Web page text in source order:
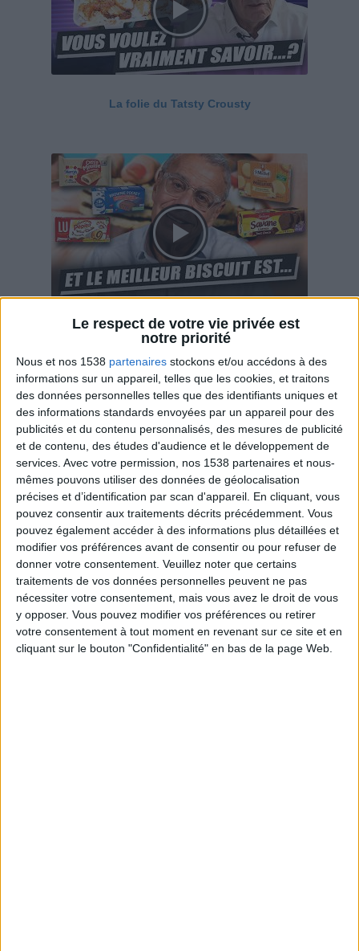
Le respect de votre vie privée est
notre priorité
Nous et nos 1538 partenaires stockons et/ou accédons à des
informations sur un appareil, telles que les cookies, et traitons
des données personnelles telles que des identifiants uniques et
des informations standards envoyées par un appareil pour des
publicités et du contenu personnalisés, des mesures de publicité
et de contenu, des études d'audience et le développement de
services. Avec votre permission, nos 1538 partenaires et nous-
mêmes pouvons utiliser des données de géolocalisation
précises et d’identification par scan d'appareil. En cliquant, vous
pouvez consentir aux traitements décrits précédemment. Vous
pouvez également accéder à des informations plus détaillées et
modifier vos préférences avant de consentir ou pour refuser de
donner votre consentement. Veuillez noter que certains
traitements de vos données personnelles peuvent ne pas
nécessiter votre consentement, mais vous avez le droit de vous
y opposer. Vous pouvez modifier vos préférences ou retirer
votre consentement à tout moment en revenant sur ce site et en
cliquant sur le bouton "Confidentialité" en bas de la page Web.
La folie du Tatsty Crousty
Savane, LU, Pepito, Harrys... Que valent vraiment
ces gâteaux ?
Webinaires en direct Voir tout
Peut-on remplacer la viande par des féculents ?
Consultation diététique du 05/08/2026